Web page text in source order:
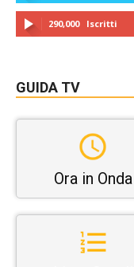
290,000 Iscritti
GUIDA TV
Ora in Onda